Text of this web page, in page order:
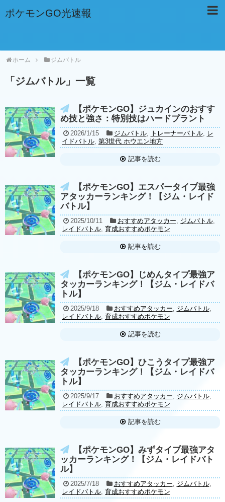
ポケモンGO光速報
ホーム ジムバトル
「 ジムバトル」 一覧
【ポケモンGO】ジュカインのおすす
め技と強さ：特別技はハードプラント
2026/1/15 ジムバトル, トレーナーバトル, レ
イドバトル, 第3世代 ホウエン地方
記事を読む
【ポケモンGO】エスパータイプ最強
アタッカーランキング！【ジム・レイド
バトル】
2025/10/11 おすすめアタッカー, ジムバトル,
レイドバトル, 育成おすすめポケモン
記事を読む
【ポケモンGO】じめんタイプ最強ア
タッカーランキング！【ジム・レイドバ
トル】
2025/9/18 おすすめアタッカー, ジムバトル,
レイドバトル, 育成おすすめポケモン
記事を読む
【ポケモンGO】ひこうタイプ最強ア
タッカーランキング！【ジム・レイドバ
トル】
2025/9/17 おすすめアタッカー, ジムバトル,
レイドバトル, 育成おすすめポケモン
記事を読む
【ポケモンGO】みずタイプ最強アタ
ッカーランキング！【ジム・レイドバト
ル】
2025/7/18 おすすめアタッカー, ジムバトル,
レイドバトル, 育成おすすめポケモン